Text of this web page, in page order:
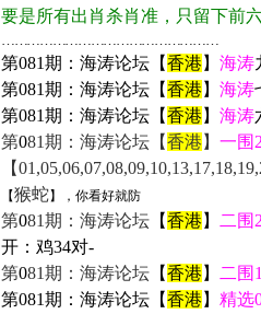
要是所有出肖杀肖准，只留下前
……………………………………………
第081期：海涛论坛【香港 】 海涛
第081期：海涛论坛【香港 】 海涛
第081期：海涛论坛【香港 】 海涛
第081期：海涛论坛【香港 】 一围
【
【猴蛇】，你看好就防
第081期：海涛论坛 【香港 】
二围
开： 鸡34对-
第081期：海涛论坛 【香港 】
二围
第081期：海涛论坛【香港 】 精选